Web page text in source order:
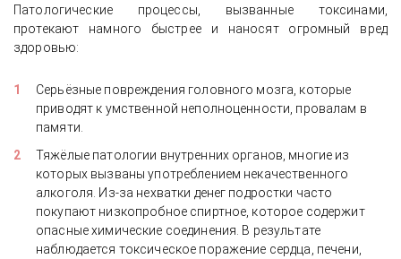
Патологические процессы, вызванные токсинами,
протекают намного быстрее и наносят огромный вред
здоровью:
Серьёзные повреждения головного мозга, которые
приводят к умственной неполноценности, провалам в
памяти.
Тяжёлые патологии внутренних органов, многие из
которых вызваны употреблением некачественного
алкоголя. Из-за нехватки денег подростки часто
покупают низкопробное спиртное, которое содержит
опасные химические соединения. В результате
наблюдается токсическое поражение сердца, печени,